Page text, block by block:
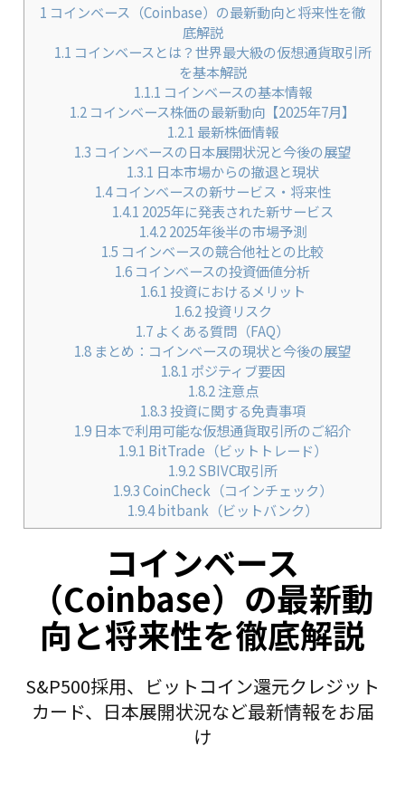
1 コインベース（Coinbase）の最新動向と将来性を徹
底解説
1.1 コインベースとは？世界最大級の仮想通貨取引所
を基本解説
1.1.1 コインベースの基本情報
1.2 コインベース株価の最新動向【2025年7月】
1.2.1 最新株価情報
1.3 コインベースの日本展開状況と今後の展望
1.3.1 日本市場からの撤退と現状
1.4コインベースの新サービス・将来性
1.4.1 2025年に発表された新サービス
1.4.22025年後半の市場予測
1.5 コインベースの競合他社との比較
1.6 コインベースの投資価値分析
1.6.1投資におけるメリット
1.6.2投資リスク
1.7 よくある質問（FAQ）
1.8 まとめ：コインベースの現状と今後の展望
1.8.1 ポジティブ要因
1.8.2注意点
1.8.3投資に関する免責事項
1.9日本で利用可能な仮想通貨取引所のご紹介
1.9.1 BitTrade（ビットトレード）
1.9.2SBIVC取引所
1.9.3CoinCheck（コインチェック）
1.9.4bitbank（ビットバンク）
コインベース
（Coinbase）の最新動
向と将来性を徹底解説
S&P500採用、ビットコイン還元クレジット
カード、日本展開状況など最新情報をお届
け